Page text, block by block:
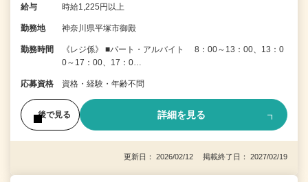
給与 時給1,225円以上
勤務地 神奈川県平塚市御殿
勤務時間
《レジ係》 ■パート・アルバイト 8：00～13：00、13：0
0～17：00、17：0…
応募資格 資格・経験・年齢不問
後で見る 詳細を見る
更新日： 2026/02/12 掲載終了日： 2027/02/19